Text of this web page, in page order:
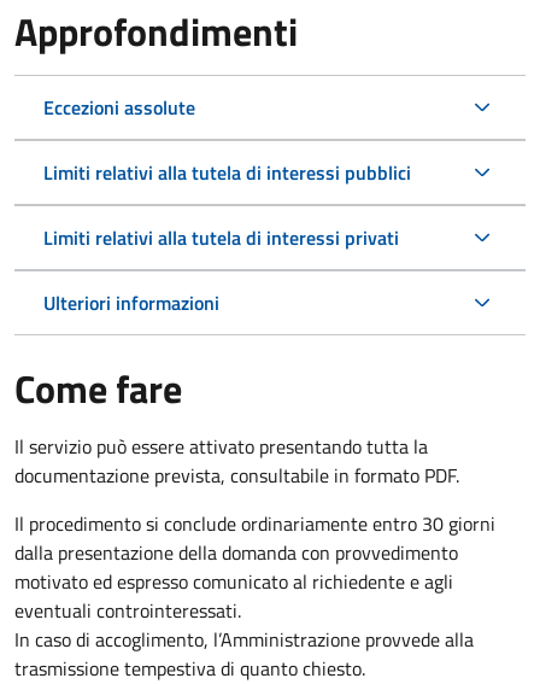
Approfondimenti
Eccezioni assolute
Limiti relativi alla tutela di interessi pubblici
Limiti relativi alla tutela di interessi privati
Ulteriori informazioni
Come fare
Il servizio può essere attivato presentando tutta la
documentazione prevista, consultabile in formato PDF.
Il procedimento si conclude ordinariamente entro 30 giorni
dalla presentazione della domanda con provvedimento
motivato ed espresso comunicato al richiedente e agli
eventuali controinteressati.
In caso di accoglimento, l’Amministrazione provvede alla
trasmissione tempestiva di quanto chiesto.